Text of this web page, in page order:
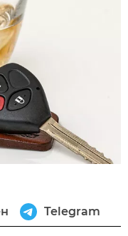
Telegram